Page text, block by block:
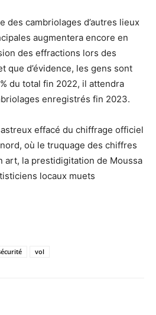
des cambriolages d’autres lieux
augmentera encore en
des ef­frac­tions lors des
que d’évidence, les gens sont
du total fin 2022, il attendra
enregistrés fin 2023.
effacé du chiffrage officiel
où le tru­quage des chiffres
art, la prestidigitation de Moussa
locaux muets
vol